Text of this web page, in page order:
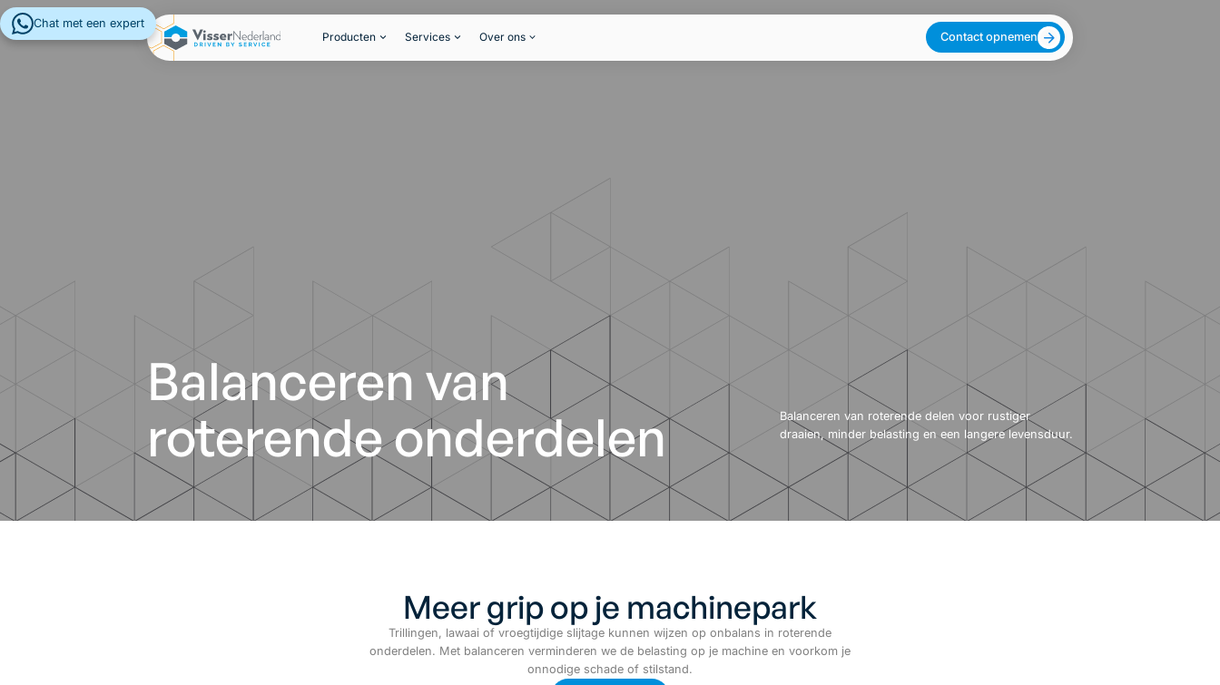
Producten Services Over ons Contact opnemen
Balanceren van
roterende onderdelen
Balanceren van roterende delen voor rustiger
draaien, minder belasting en een langere levensduur.
Meer grip op je machinepark
Trillingen, lawaai of vroegtijdige slijtage kunnen wijzen op onbalans in roterende
onderdelen. Met balanceren verminderen we de belasting op je machine en voorkom je
onnodige schade of stilstand.
Chat met een expert